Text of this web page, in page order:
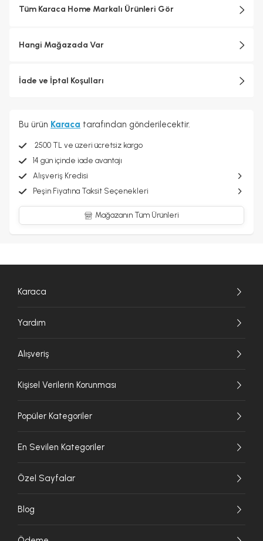
Tüm Karaca Home Markalı Ürünleri Gör
Hangi Mağazada Var
İade ve İptal Koşulları
Bu ürün Karaca tarafından gönderilecektir.
2500 TL ve üzeri ücretsiz kargo
14 gün içinde iade avantajı
Alışveriş Kredisi
Peşin Fiyatına Taksit Seçenekleri
Mağazanın Tüm Ürünleri
Karaca
Yardım
Alışveriş
Kişisel Verilerin Korunması
Popüler Kategoriler
En Sevilen Kategoriler
Özel Sayfalar
Blog